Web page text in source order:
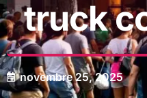
truck
novembre 25, 2025